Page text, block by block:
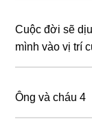
Cuộc đời sẽ
mình vào vị trí
Ông và cháu 4